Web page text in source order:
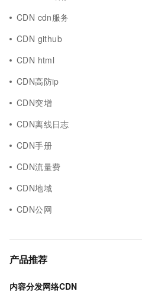
CDN cdn服务
CDN github
CDN html
CDN高防ip
CDN突增
CDN离线日志
CDN手册
CDN流量费
CDN地域
CDN公网
产品推荐
内容分发网络CDN